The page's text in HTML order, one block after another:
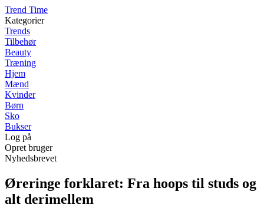
Trend Time
Kategorier
Trends
Tilbehør
Beauty
Træning
Hjem
Mænd
Kvinder
Børn
Sko
Bukser
Log på
Opret bruger
Nyhedsbrevet
Øreringe forklaret: Fra hoops til studs og
alt derimellem